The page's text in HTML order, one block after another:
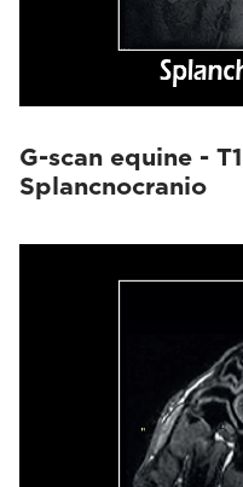
G-scan equine -
Splancnocranio